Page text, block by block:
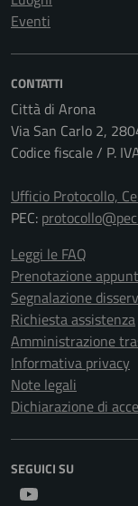
Eventi
CONTATTI
Città di Arona
Via San Carlo 2,
Codice fiscale / P.
Ufficio Protocollo,
PEC:
Leggi le FAQ
Prenotazione
Segnalazione
Richiesta assistenza
Amministrazione
Informativa privacy
Note legali
Dichiarazione di
SEGUICI SU